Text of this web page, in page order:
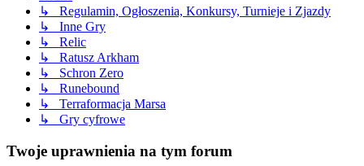
↳ Regulamin, Ogłoszenia, Konkursy, Turnieje i Zjazdy
↳ Inne Gry
↳ Relic
↳ Ratusz Arkham
↳ Schron Zero
↳ Runebound
↳ Terraformacja Marsa
↳ Gry cyfrowe
Twoje uprawnienia na tym forum